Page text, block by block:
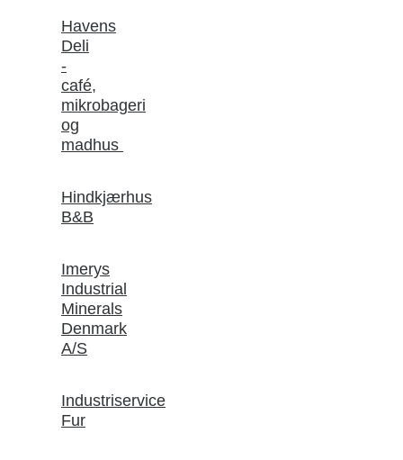
Havens
Deli
-
café,
mikrobageri
og
madhus
Hindkjærhus
B&B
Imerys
Industrial
Minerals
Denmark
A/S
Industriservice
Fur